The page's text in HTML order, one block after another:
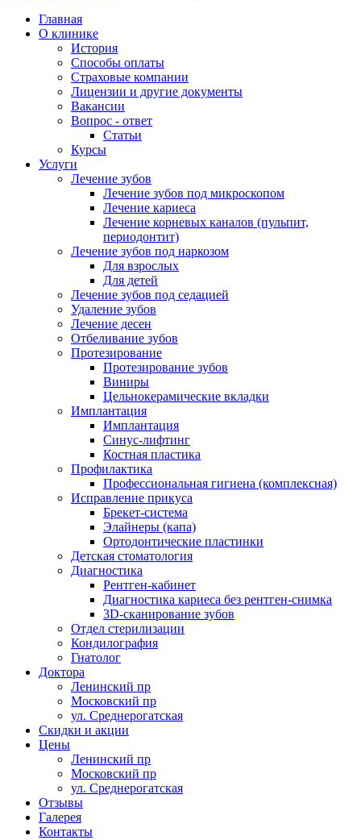
Главная
О клинике
История
Способы оплаты
Страховые компании
Лицензии и другие документы
Вакансии
Вопрос - ответ
Статьи
Курсы
Услуги
Лечение зубов
Лечение зубов под микроскопом
Лечение кариеса
Лечение корневых каналов (пульпит,
периодонтит)
Лечение зубов под наркозом
Для взрослых
Для детей
Лечение зубов под седацией
Удаление зубов
Лечение десен
Отбеливание зубов
Протезирование
Протезирование зубов
Виниры
Цельнокерамические вкладки
Имплантация
Имплантация
Синус-лифтинг
Костная пластика
Профилактика
Профессиональная гигиена (комплексная)
Исправление прикуса
Брекет-система
Элайнеры (капа)
Ортодонтические пластинки
Детская стоматология
Диагностика
Рентген-кабинет
Диагностика кариеса без рентген-снимка
3D-сканирование зубов
Отдел стерилизации
Кондилография
Гнатолог
Доктора
Ленинский пр
Московский пр
ул. Среднерогатская
Скидки и акции
Цены
Ленинский пр
Московский пр
ул. Среднерогатская
Отзывы
Галерея
Контакты